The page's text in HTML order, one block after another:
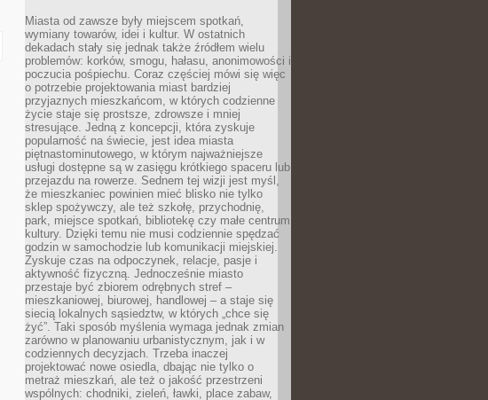
Miasta od zawsze były miejscem spotkań,
wymiany towarów, idei i kultur. W ostatnich
dekadach stały się jednak także źródłem wielu
problemów: korków, smogu, hałasu, anonimowości i
poczucia pośpiechu. Coraz częściej mówi się więc
o potrzebie projektowania miast bardziej
przyjaznych mieszkańcom, w których codzienne
życie staje się prostsze, zdrowsze i mniej
stresujące. Jedną z koncepcji, która zyskuje
popularność na świecie, jest idea miasta
piętnastominutowego, w którym najważniejsze
usługi dostępne są w zasięgu krótkiego spaceru lub
przejazdu na rowerze. Sednem tej wizji jest myśl,
że mieszkaniec powinien mieć blisko nie tylko
sklep spożywczy, ale też szkołę, przychodnię,
park, miejsce spotkań, bibliotekę czy małe centrum
kultury. Dzięki temu nie musi codziennie spędzać
godzin w samochodzie lub komunikacji miejskiej.
Zyskuje czas na odpoczynek, relacje, pasje i
aktywność fizyczną. Jednocześnie miasto
przestaje być zbiorem odrębnych stref –
mieszkaniowej, biurowej, handlowej – a staje się
siecią lokalnych sąsiedztw, w których „chce się
żyć”. Taki sposób myślenia wymaga jednak zmian
zarówno w planowaniu urbanistycznym, jak i w
codziennych decyzjach. Trzeba inaczej
projektować nowe osiedla, dbając nie tylko o
metraż mieszkań, ale też o jakość przestrzeni
wspólnych: chodniki, zieleń, ławki, place zabaw,